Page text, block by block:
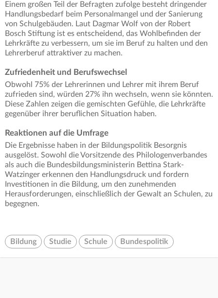
Einem großen Teil der Befragten zufolge besteht dringender
Handlungsbedarf beim Personalmangel und der Sanierung
von Schulgebäuden. Laut Dagmar Wolf von der Robert
Bosch Stiftung ist es entscheidend, das Wohlbefinden der
Lehrkräfte zu verbessern, um sie im Beruf zu halten und den
Lehrerberuf attraktiver zu machen.
Zufriedenheit und Berufswechsel
Obwohl 75% der Lehrerinnen und Lehrer mit ihrem Beruf
zufrieden sind, würden 27% ihn wechseln, wenn sie könnten.
Diese Zahlen zeigen die gemischten Gefühle, die Lehrkräfte
gegenüber ihrer beruflichen Situation haben.
Reaktionen auf die Umfrage
Die Ergebnisse haben in der Bildungspolitik Besorgnis
ausgelöst. Sowohl die Vorsitzende des Philologenverbandes
als auch die Bundesbildungsministerin Bettina Stark-
Watzinger erkennen den Handlungsdruck und fordern
Investitionen in die Bildung, um den zunehmenden
Herausforderungen, einschließlich der Gewalt an Schulen, zu
begegnen.
Bildung Studie Schule Bundespolitik